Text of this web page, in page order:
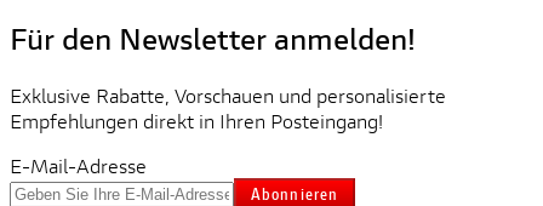
Für den Newsletter anmelden!
Exklusive Rabatte, Vorschauen und personalisierte
Empfehlungen direkt in Ihren Posteingang!
E-Mail-Adresse
Abonnieren